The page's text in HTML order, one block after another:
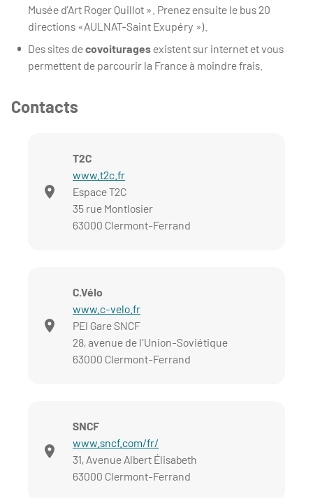
Musée d’Art Roger Quillot ». Prenez ensuite le bus 20
directions «AULNAT-Saint Exupéry »).
Des sites decovoituragesexistent sur internet et vous
permettent de parcourir la France à moindre frais.
Contacts
T2C
www.t2c.fr
Espace T2C
35 rue Montlosier
63000 Clermont-Ferrand
C.Vélo
www.c-velo.fr
PEI Gare SNCF
28, avenue de l'Union-Soviétique
63000 Clermont-Ferrand
SNCF
www.sncf.com/fr/
31, Avenue Albert Élisabeth
63000 Clermont-Ferrand